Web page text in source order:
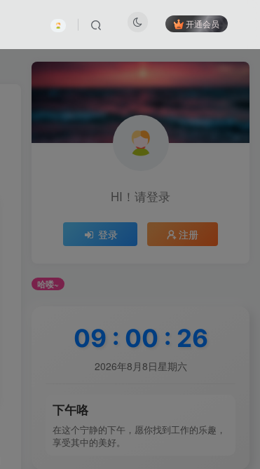
开通会员
HI！请登录
登录 注册
哈喽~
09 : 00 : 27
2026年8月8日星期六
下午咯
在这个宁静的下午，愿你找到工作的乐趣，
享受其中的美好。